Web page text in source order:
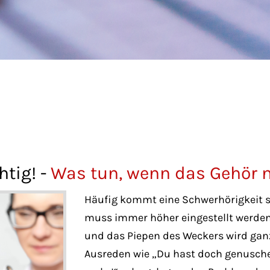
-Was tun, wenn das Gehör
Häufig kommt eine Schwerhörigkeit
muss immer höher eingestellt
und das Piepen des Weckers wird
Ausreden wie „Du hast doch